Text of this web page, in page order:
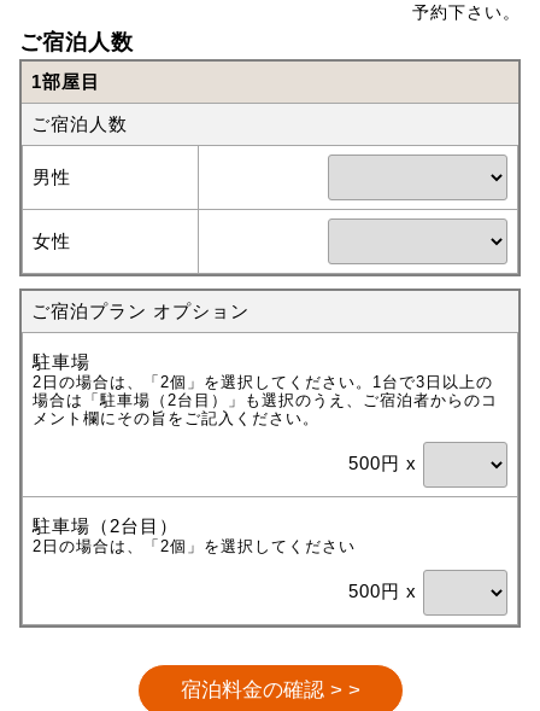
予約下さい。
ご宿泊人数
1部屋目
ご宿泊人数
男性
女性
ご宿泊プラン オプション
駐車場
2日の場合は、「2個」を選択してください。1台で3日以上の
場合は「駐車場（2台目）」も選択のうえ、ご宿泊者からのコ
メント欄にその旨をご記入ください。
500円 x
駐車場（2台目）
2日の場合は、「2個」を選択してください
500円 x
宿泊料金の確認 > >